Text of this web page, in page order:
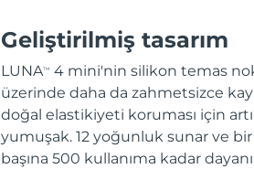
Geliştirilmiş tasarım
LUNATM
4 mini'nin silikon temas
üzerinde daha da zahmetsizce
doğal elastikiyeti koruması için
yumuşak. 12 yoğunluk sunar ve bir
başına 500 kullanıma kadar